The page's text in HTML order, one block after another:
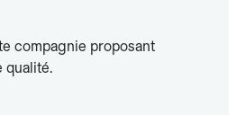
compagnie proposant
qualité.